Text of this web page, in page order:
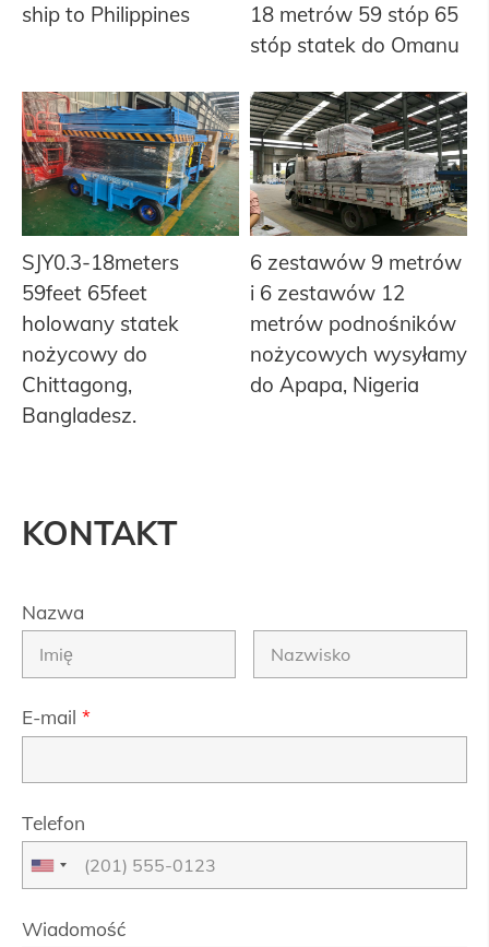
ship to Philippines
18 metrów 59 stóp 65
stóp statek do Omanu
SJY0.3-18meters
59feet 65feet
holowany statek
nożycowy do
Chittagong,
Bangladesz.
6 zestawów 9 metrów
i 6 zestawów 12
metrów podnośników
nożycowych wysyłamy
do Apapa, Nigeria
KONTAKT
Nazwa
E-mail *
Telefon
Wiadomość